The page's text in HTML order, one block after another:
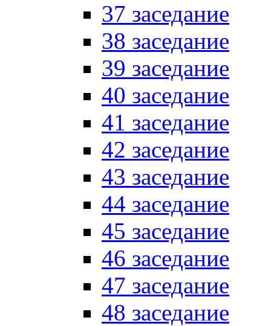
37 заседание
38 заседание
39 заседание
40 заседание
41 заседание
42 заседание
43 заседание
44 заседание
45 заседание
46 заседание
47 заседание
48 заседание